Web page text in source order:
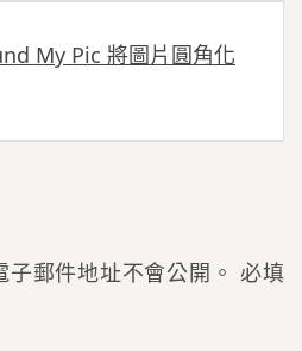
My Pic 將圖片圓角化
郵件地址不會公開。 必填